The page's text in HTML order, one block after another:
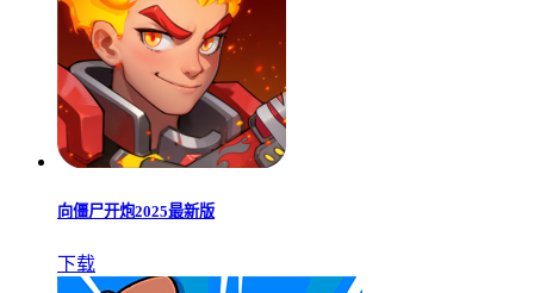
向僵尸开炮2025最新版
下载